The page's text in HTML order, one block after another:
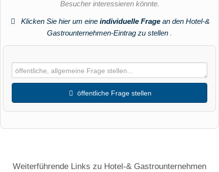
Besucher interessieren könnte.
Klicken Sie hier um eine individuelle Fragean den Hotel-&
Gastrounternehmen-Eintrag zu stellen .
öffentliche Frage stellen
Weiterführende Links zu Hotel-& Gastrounternehmen